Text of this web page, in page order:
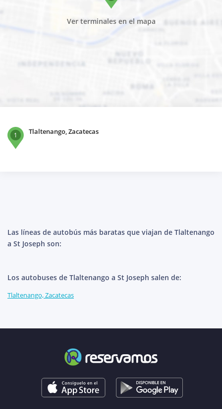
Ver terminales en el mapa
1 Tlaltenango, Zacatecas
Las líneas de autobús más baratas que viajan de Tlaltenango
a St Joseph son:
Los autobuses de Tlaltenango a St Joseph salen de:
Tlaltenango, Zacatecas